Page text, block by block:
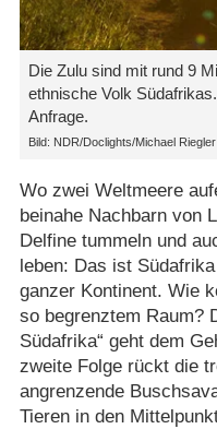
Die Zulu sind mit rund 9
ethnische Volk
Anfrage.
Bild: NDR/Doclights/Michael Riegler
Wo zwei Weltmeere
beinahe Nachbarn von
Delfine tummeln und
leben: Das ist
ganzer Kontinent. Wie
so begrenztem Raum?
Südafrika“ geht dem
zweite Folge rückt die
angrenzende
Tieren in den